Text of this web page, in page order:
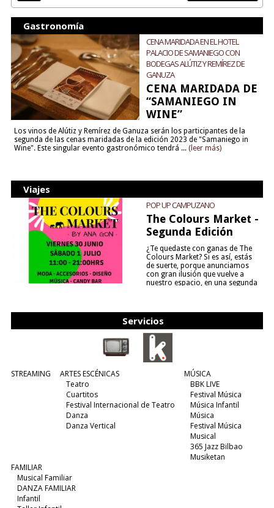
Gastronomía
CENA MARIDADA EN EL HOTEL
PALACIO DE SAMANIEGO CON
BODEGAS ALÚTIZ Y REMÍREZ DE
GANUZA
CENA MARIDADA DE
“SAMANIEGO IN
WINE”
Los vinos de Alútiz y Remírez de Ganuza serán los participantes de la
segunda de las cenas maridadas de la edición 2023 de "Samaniego in
Wine". Este singular evento gastronómico tendrá ... (leer más)
Viajes
POP UP CAMPUZANO
The Colours Market -
Segunda Edición
¿Te quedaste con ganas de The
Colours Market? Si es así, estás
de suerte, porque anunciamos
con gran ilusión que vuelve a
nuestro espacio, en una segunda
Servicios
STREAMING
ARTES ESCÉNICAS
Teatro
Cuartitos
Festival Internacional de Teatro
Danza
Danza Vertical
MÚSICA
BBK LIVE
Festival Música
Música Infantil
Música
Festival Música
Musical
365 Jazz Bilbao
Musiketan
FAMILIAR
Musical Familiar
DANZA FAMILIAR
Infantil